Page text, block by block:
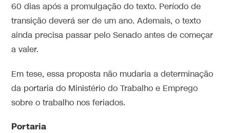
60 dias após a promulgação do texto. Período de
transição deverá ser de um ano. Ademais, o texto
ainda precisa passar pelo Senado antes de começar
a valer.
Em tese, essa proposta não mudaria a determinação
da portaria do Ministério do Trabalho e Emprego
sobre o trabalho nos feriados.
Portaria